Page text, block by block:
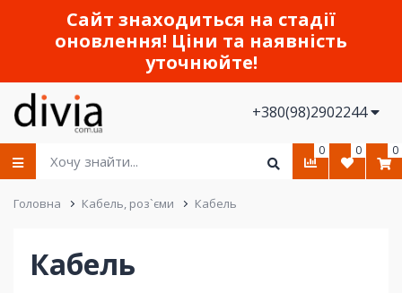
Сайт знаходиться на стадії
оновлення! Ціни та наявність
уточнюйте!
+380(98)2902244
0 0 0
Головна Кабель, роз`єми Кабель
Кабель